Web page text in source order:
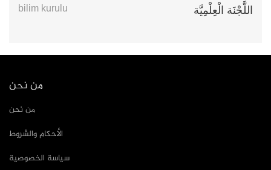
اللَّجْنَة الْعِلْمِيَّة bilim kurulu
من نحن
من نحن
الأحكام والشروط
سياسة الخصوصية